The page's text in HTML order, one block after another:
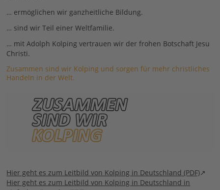
… ermöglichen wir ganzheitliche Bildung.
… sind wir Teil einer Weltfamilie.
… mit Adolph Kolping vertrauen wir der frohen Botschaft Jesu
Christi.
Zusammen sind wir Kolping und sorgen für mehr christliches
Handeln in der Welt.
Hier geht es zum Leitbild von Kolping in Deutschland (PDF)
Hier geht es zum Leitbild von Kolping in Deutschland in